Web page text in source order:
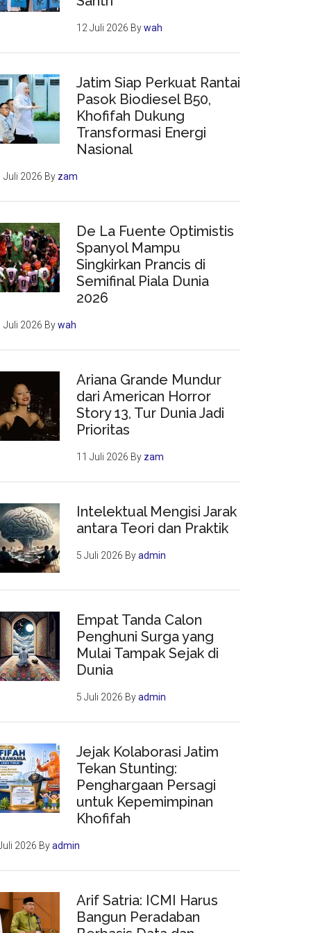
12 Juli 2026 Bywah
Jatim Siap Perkuat Rantai
Pasok Biodiesel B50,
Khofifah Dukung
Transformasi Energi
Nasional
Juli 2026 By zam
De La Fuente Optimistis
Spanyol Mampu
Singkirkan Prancis di
Semifinal Piala Dunia
2026
Juli 2026 Bywah
Ariana Grande Mundur
dari American Horror
Story 13, Tur Dunia Jadi
Prioritas
11 Juli 2026 By zam
Intelektual Mengisi Jarak
antara Teori dan Praktik
5 Juli 2026 Byadmin
Empat Tanda Calon
Penghuni Surga yang
Mulai Tampak Sejak di
Dunia
5 Juli 2026 Byadmin
Jejak Kolaborasi Jatim
Tekan Stunting:
Penghargaan Persagi
untuk Kepemimpinan
Khofifah
2026 Byadmin
Arif Satria: ICMI Harus
Bangun Peradaban